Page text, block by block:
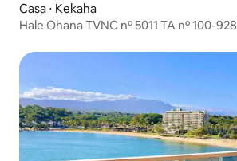
Casa ⋅ Kekaha
Hale Ohana TVNC nº 5011 TA nº 100-